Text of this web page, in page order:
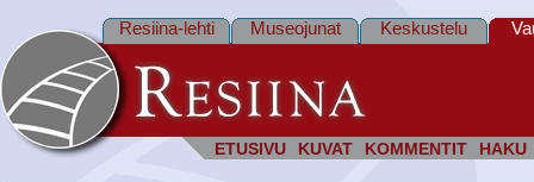
ETUSIVU KUVAT KOMMENTIT HAKU
Resiina-lehti Museojunat Keskustelu